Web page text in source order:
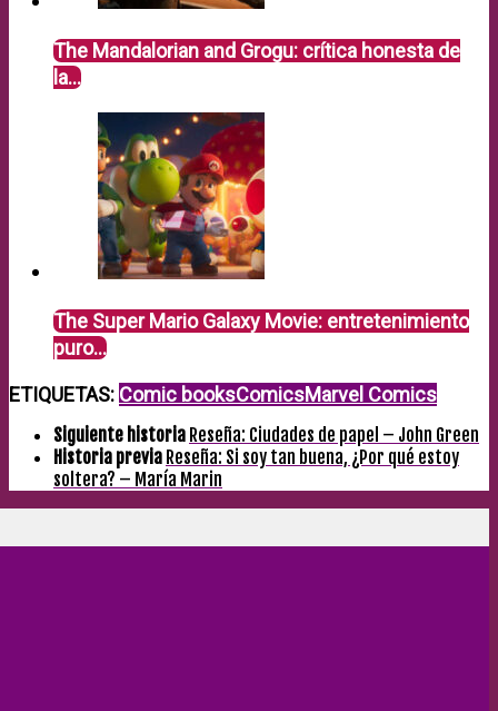
The Mandalorian and Grogu: crítica honesta de
la…
The Super Mario Galaxy Movie: entretenimiento
puro…
ETIQUETAS: Comic booksComicsMarvel Comics
Siguiente historia Reseña: Ciudades de papel – John Green
Historia previa Reseña: Si soy tan buena, ¿Por qué estoy
soltera? – María Marin